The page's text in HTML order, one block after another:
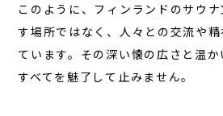
このように、フィンランドのサウ
す場所ではなく、人々との交流や
ています。その深い懐の広さと温
すべてを魅了して止みません。